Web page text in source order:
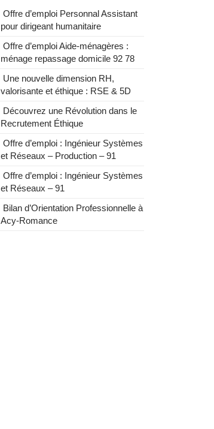
Offre d’emploi Personnal Assistant
pour dirigeant humanitaire
Offre d’emploi Aide-ménagères :
ménage repassage domicile 92 78
Une nouvelle dimension RH,
valorisante et éthique : RSE & 5D
Découvrez une Révolution dans le
Recrutement Éthique
Offre d’emploi : Ingénieur Systèmes
et Réseaux – Production – 91
Offre d’emploi : Ingénieur Systèmes
et Réseaux – 91
Bilan d’Orientation Professionnelle à
Acy-Romance